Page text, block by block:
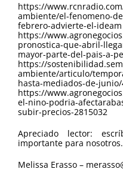
https://
ambiente/el-fenomeno-
febrero-advierte-el-ideam
https://
pronostica-que-abril-
mayor-parte-del-pais-a-
https://
ambiente/articulo/
hasta-mediados-de-junio/
https://
el-nino-podria-
subir-precios-2815032
Apreciado lector:
importante para nosotros.
Melissa Erasso –